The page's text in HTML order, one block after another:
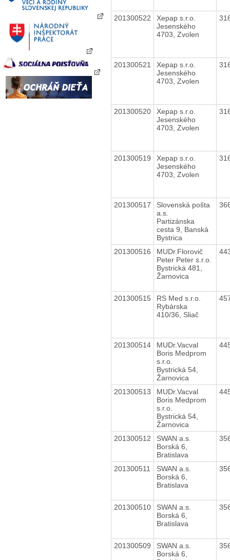
201300522
Xepap s.r.o.
Jesenského
4703, Zvolen
201300521
Xepap s.r.o.
Jesenského
4703, Zvolen
201300520
Xepap s.r.o.
Jesenského
4703, Zvolen
201300519
Xepap s.r.o.
Jesenského
4703, Zvolen
201300517
Slovenská pošta
a.s.
Partizánska
cesta 9, Banská
Bystrica
201300516
MUDr.Florovič
Peter Peter s.r.o.
Bystrická 481,
Žarnovica
201300515
RS Med s.r.o.
Rybárska
410/36, Sliač
201300514
MUDr.Vacval
Boris Medprom
s.r.o.
Bystrická 54,
Žarnovica
201300513
MUDr.Vacval
Boris Medprom
s.r.o.
Bystrická 54,
Žarnovica
201300512
SWAN a.s.
Borská 6,
Bratislava
201300511
SWAN a.s.
Borská 6,
Bratislava
201300510
SWAN a.s.
Borská 6,
Bratislava
201300509
SWAN a.s.
Borská 6,